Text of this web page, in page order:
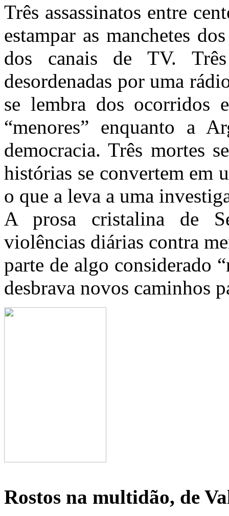
Três assassinatos entre
estampar as manchetes
dos canais de TV.
desordenadas por uma
se lembra dos ocorridos
“menores” enquanto a
democracia. Três mortes
histórias se convertem em
o que a leva a uma
A prosa cristalina de
violências diárias contra
parte de algo considerado
desbrava novos caminhos
Rostos na multidão, de